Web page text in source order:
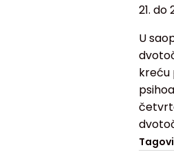
21.
U
kreću